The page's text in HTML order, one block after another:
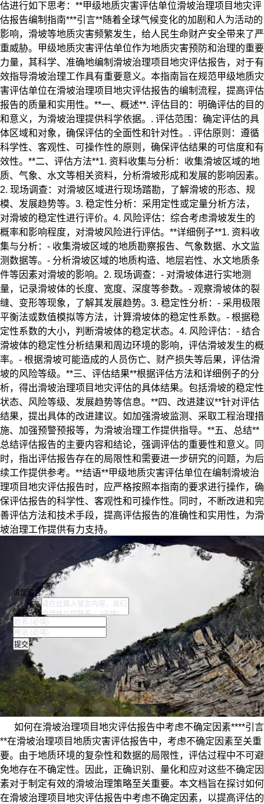
估进行如下思考：**甲级地质灾害评估单位滑坡治理项目地灾评
估报告编制指南***引言**随着全球气候变化的加剧和人为活动的
影响，滑坡等地质灾害频繁发生，给人民生命财产安全带来了严
重威胁。甲级地质灾害评估单位作为地质灾害预防和治理的重要
力量，其科学、准确地编制滑坡治理项目地灾评估报告，对于有
效指导滑坡治理工作具有重要意义。本指南旨在规范甲级地质灾
害评估单位在滑坡治理项目地灾评估报告的编制流程，提高评估
报告的质量和实用性。**一、概述**. 评估目的：明确评估的目的
和意义，为滑坡治理提供科学依据。. 评估范围：确定评估的具
体区域和对象，确保评估的全面性和针对性。. 评估原则：遵循
科学性、客观性、可操作性的原则，确保评估结果的可信度和有
效性。**二、评估方法**1. 资料收集与分析：收集滑坡区域的地
质、气象、水文等相关资料，分析滑坡形成和发展的影响因素。
2. 现场调查：对滑坡区域进行现场踏勘，了解滑坡的形态、规
模、发展趋势等。3. 稳定性分析：采用定性或定量分析方法，
对滑坡的稳定性进行评价。4. 风险评估：综合考虑滑坡发生的
概率和影响程度，对滑坡风险进行评估。**详细例子**1. 资料收
集与分析：- 收集滑坡区域的地质勘察报告、气象数据、水文监
测数据等。- 分析滑坡区域的地质构造、地层岩性、水文地质条
件等因素对滑坡的影响。2. 现场调查：- 对滑坡体进行实地测
量，记录滑坡体的长度、宽度、深度等参数。- 观察滑坡体的裂
缝、变形等现象，了解其发展趋势。3. 稳定性分析：- 采用极限
平衡法或数值模拟等方法，计算滑坡体的稳定性系数。- 根据稳
定性系数的大小，判断滑坡体的稳定状态。4. 风险评估：- 结合
滑坡体的稳定性分析结果和周边环境的影响，评估滑坡发生的概
率。- 根据滑坡可能造成的人员伤亡、财产损失等后果，评估滑
坡的风险等级。**三、评估结果**根据评估方法和详细例子的分
析，得出滑坡治理项目地灾评估的具体结果。包括滑坡的稳定性
状态、风险等级、发展趋势等信息。**四、改进建议**针对评估
结果，提出具体的改进建议。如加强滑坡监测、采取工程治理措
施、加强预警预报等，为滑坡治理工作提供指导。**五、总结**
总结评估报告的主要内容和结论，强调评估的重要性和意义。同
时，指出评估报告存在的局限性和需要进一步研究的问题，为后
续工作提供参考。**结语**甲级地质灾害评估单位在编制滑坡治
理项目地灾评估报告时，应严格按照本指南的要求进行操作，确
保评估报告的科学性、客观性和可操作性。同时，不断改进和完
善评估方法和技术手段，提高评估报告的准确性和实用性，为滑
坡治理工作提供有力支持。
如何在滑坡治理项目地灾评估报告中考虑不确定因素****引言
**在滑坡治理项目地质灾害评估报告中，考虑不确定因素至关重
要。由于地质环境的复杂性和数据的局限性，评估过程中不可避
免地存在不确定性。因此，正确识别、量化和应对这些不确定因
素对于制定有效的滑坡治理策略至关重要。本文档旨在探讨如何
在滑坡治理项目地灾评估报告中考虑不确定因素，以提高评估的
请您留言 x
湖南华咨